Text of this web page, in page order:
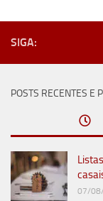
SIGA:
POSTS RECENTES E
07/